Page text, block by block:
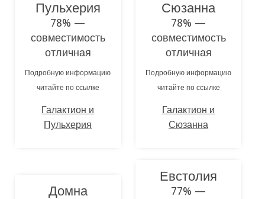
Пульхерия
78% —
совместимость
отличная
Подробную информацию
читайте по ссылке
Галактион и
Пульхерия
Сюзанна
78% —
совместимость
отличная
Подробную информацию
читайте по ссылке
Галактион и
Сюзанна
Домна
Евстолия
77% —